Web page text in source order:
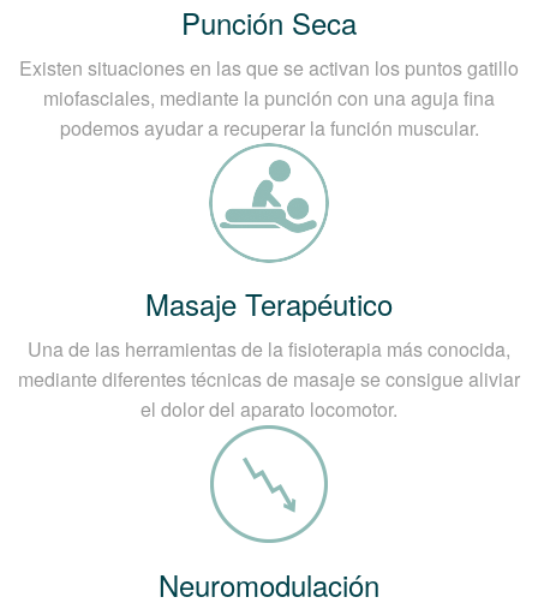
Punción Seca
Existen situaciones en las que se activan los puntos gatillo
miofasciales, mediante la punción con una aguja fina
podemos ayudar a recuperar la función muscular.
Masaje Terapéutico
Una de las herramientas de la fisioterapia más conocida,
mediante diferentes técnicas de masaje se consigue aliviar
el dolor del aparato locomotor.
Neuromodulación